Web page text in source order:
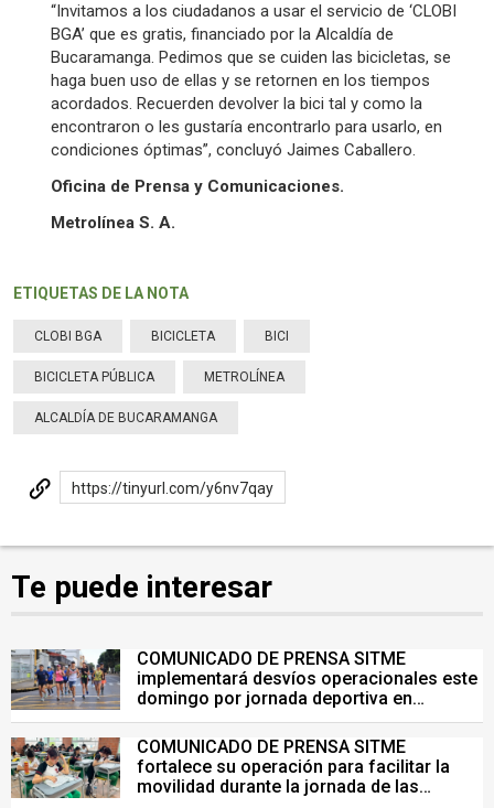
“Invitamos a los ciudadanos a usar el servicio de ‘CLOBI
BGA’ que es gratis, financiado por la Alcaldía de
Bucaramanga. Pedimos que se cuiden las bicicletas, se
haga buen uso de ellas y se retornen en los tiempos
acordados. Recuerden devolver la bici tal y como la
encontraron o les gustaría encontrarlo para usarlo, en
condiciones óptimas”, concluyó Jaimes Caballero.
Oficina de Prensa y Comunicaciones.
Metrolínea S. A.
ETIQUETAS DE LA NOTA
CLOBI BGA BICICLETA BICI
BICICLETA PÚBLICA METROLÍNEA
ALCALDÍA DE BUCARAMANGA
https://tinyurl.com/y6nv7qay
Te puede interesar
COMUNICADO DE PRENSA SITME
implementará desvíos operacionales este
domingo por jornada deportiva en
Bucaramanga
COMUNICADO DE PRENSA SITME
fortalece su operación para facilitar la
movilidad durante la jornada de las